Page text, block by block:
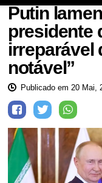
Putin
presidente
irreparável
notável”
Publicado em 20 Mai,